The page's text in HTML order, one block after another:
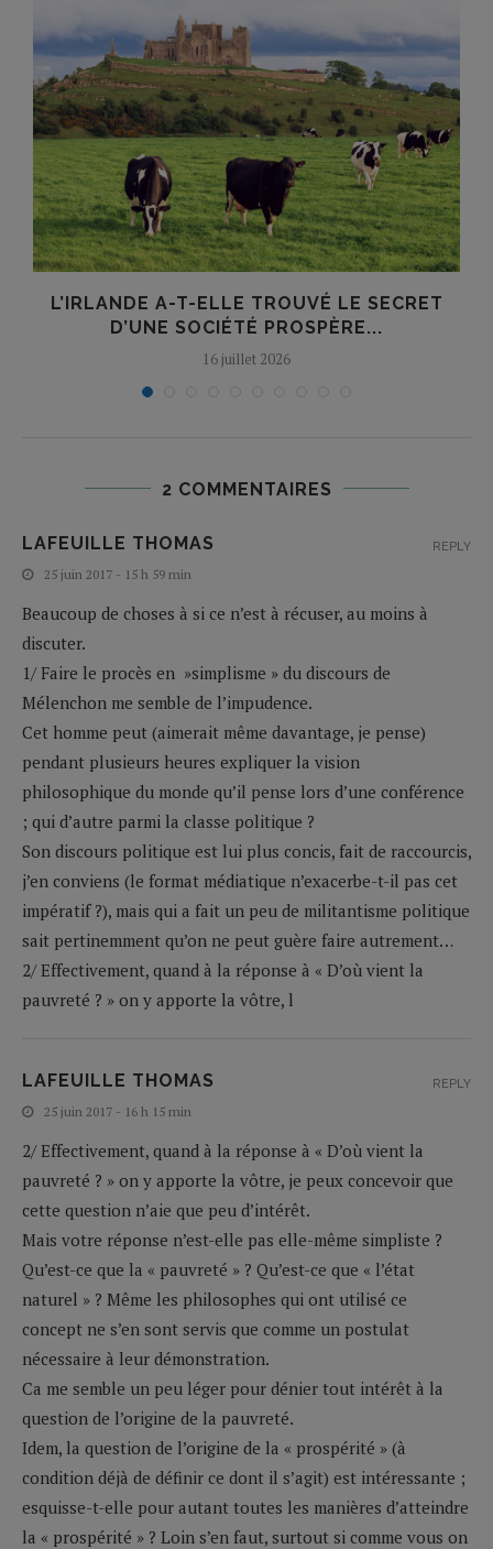
L’IRLANDE A-T-ELLE TROUVÉ LE SECRET
D’UNE SOCIÉTÉ PROSPÈRE...
16 juillet 2026
2 COMMENTAIRES
LAFEUILLE THOMAS
25 juin 2017 - 15 h 59 min
Beaucoup de choses à si ce n’est à récuser, au moins à
discuter.
1/ Faire le procès en »simplisme » du discours de
Mélenchon me semble de l’impudence.
Cet homme peut (aimerait même davantage, je pense)
pendant plusieurs heures expliquer la vision
philosophique du monde qu’il pense lors d’une conférence
; qui d’autre parmi la classe politique ?
Son discours politique est lui plus concis, fait de raccourcis,
j’en conviens (le format médiatique n’exacerbe-t-il pas cet
impératif ?), mais qui a fait un peu de militantisme politique
sait pertinemment qu’on ne peut guère faire autrement…
2/ Effectivement, quand à la réponse à « D’où vient la
pauvreté ? » on y apporte la vôtre, l
REPLY
LAFEUILLE THOMAS
25 juin 2017 - 16 h 15 min
2/ Effectivement, quand à la réponse à « D’où vient la
pauvreté ? » on y apporte la vôtre, je peux concevoir que
cette question n’aie que peu d’intérêt.
Mais votre réponse n’est-elle pas elle-même simpliste ?
Qu’est-ce que la « pauvreté » ? Qu’est-ce que « l’état
naturel » ? Même les philosophes qui ont utilisé ce
concept ne s’en sont servis que comme un postulat
nécessaire à leur démonstration.
Ca me semble un peu léger pour dénier tout intérêt à la
question de l’origine de la pauvreté.
Idem, la question de l’origine de la « prospérité » (à
condition déjà de définir ce dont il s’agit) est intéressante ;
esquisse-t-elle pour autant toutes les manières d’atteindre
la « prospérité » ? Loin s’en faut, surtout si comme vous on
REPLY